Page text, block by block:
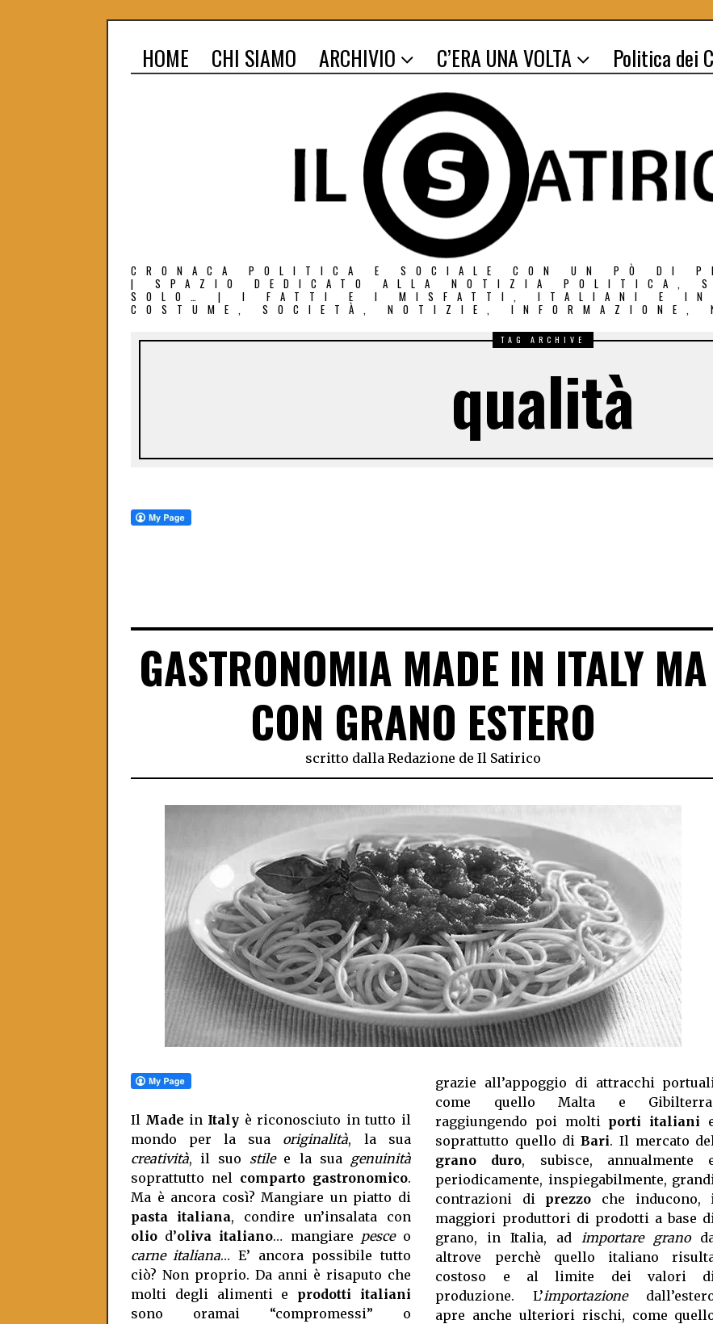
HOME CHI SIAMO ARCHIVIO C’ERA UNA VOLTA Politica dei
CRONACA POLITICA E SOCIALE CON UN PÒ DI
| SPAZIO DEDICATO ALLA NOTIZIA POLITICA,
SOLO… | I FATTI E I MISFATTI, ITALIANI E
COSTUME, SOCIETÀ, NOTIZIE, INFORMAZIONE,
TAG ARCHIVE
qualità
GASTRONOMIA MADE IN ITALY MA
CON GRANO ESTERO
scritto dalla Redazione de Il Satirico
Il Made in Italy è riconosciuto in tutto il
mondo per la sua originalità, la sua
creatività, il suo stilee la sua genuinità
soprattutto nel comparto gastronomico.
Ma è ancora così? Mangiare un piatto di
pasta italiana, condire un’insalata con
olio d’oliva italiano… mangiare pesceo
carne italiana… E’ ancora possibile tutto
ciò? Non proprio. Da anni è risaputo che
molti degli alimenti e prodotti italiani
sono oramai “compromessi” o
grazie all’appoggio di attracchi
come quello Malta e
raggiungendo poi molti porti italiani
soprattutto quello diBari. Il mercato
grano duro, subisce, annualmente
periodicamente, inspiegabilmente,
contrazioni di prezzo che inducono,
maggiori produttori di prodotti a base
grano, in Italia, adimportare grano
altrove perchè quello italiano
costoso e al limite dei valori
produzione. L’importazione
apre anche ulteriori rischi, come